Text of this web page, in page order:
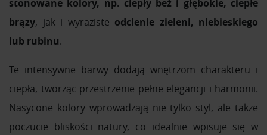
stonowane kolory, np. ciepły beż i głębokie, ciepłe
brązy, jak i wyraziste odcienie zieleni, niebieskiego
lub rubinu.
Te intensywne barwy dodają wnętrzom charakteru i
ciepła, tworząc przestrzenie pełne elegancji i harmonii.
Nasycone kolory wprowadzają nie tylko styl, ale także
poczucie bliskości natury, co idealnie wpisuje się w